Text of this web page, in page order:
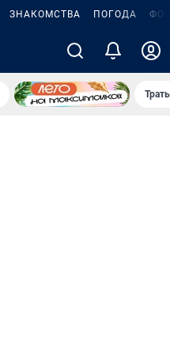
ЗНАКОМСТВА ПОГОДА